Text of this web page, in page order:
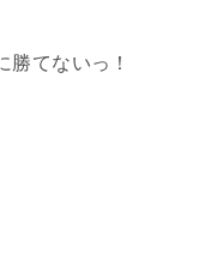
てないっ！